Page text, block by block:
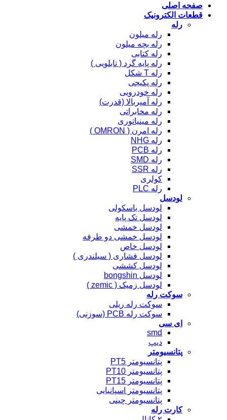
صفحه اصلی
قطعات الکترونیک
رله
رله میلون
رله بچه میلون
رله کتابی
رله پایه گرد ( تابلویی )
رله T شکل
رله پکیجی
رله خودرویی
رله آمپربالا (قدرت)
رله مخابراتی
رله مینیاتوری
رله امرن ( OMRON )
رله NHG
رله PCB
رله SMD
رله SSR
کولری
رله PLC
لودسل
لودسل باسکولی
لودسل تک پایه
لودسل خمشی
لودسل خمشی دو طرفه
لودسل خاص
لودسل فشاری ( سیلندری )
لودسل کششی
لودسل bongshin
لودسل زمیک ( zemic )
سوکت رله
سوکت رله ریلی
سوکت رله PCB (سوزنی)
ای سی
smd
دیپ
پتانسیومتر
پتانسیومتر PT5
پتانسیومتر PT10
پتانسیومتر PT15
پتانسیومتر اسپانیایی
پتانسیومتر چینی
کارت رله